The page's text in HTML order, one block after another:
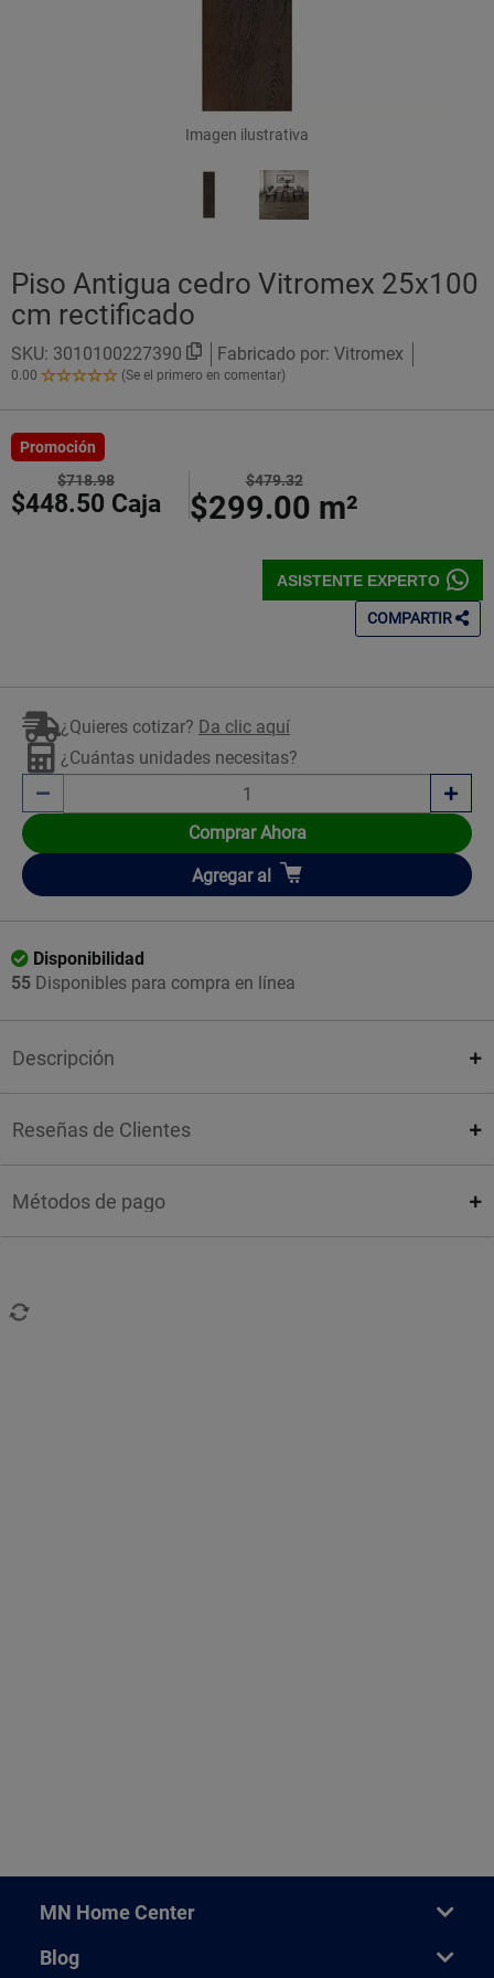
Imagen ilustrativa
Piso Antigua cedro Vitromex 25x100
cm rectificado
SKU: 3010100227390 Fabricado por: Vitromex
0.00
0.00
Estrellas!
(Se el primero en comentar)
Promoción
$718.98
$448.50 Caja
$479.32
$299.00 m²
ASISTENTE EXPERTO
COMPARTIR
¿Quieres cotizar? Da clic aquí
¿Cuántas unidades necesitas?
Comprar Ahora
Añadir
Agregar al
Disponibilidad
55 Disponibles para compra en línea
Descripción
Reseñas de Clientes
Métodos de pago
MN Home Center
Blog